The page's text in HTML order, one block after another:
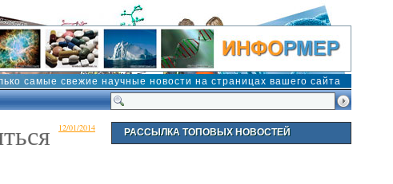
самые свежие научные новости на страницах вашего сайта
12/01/2014 РАССЫЛКА ТОПОВЫХ НОВОСТЕЙ